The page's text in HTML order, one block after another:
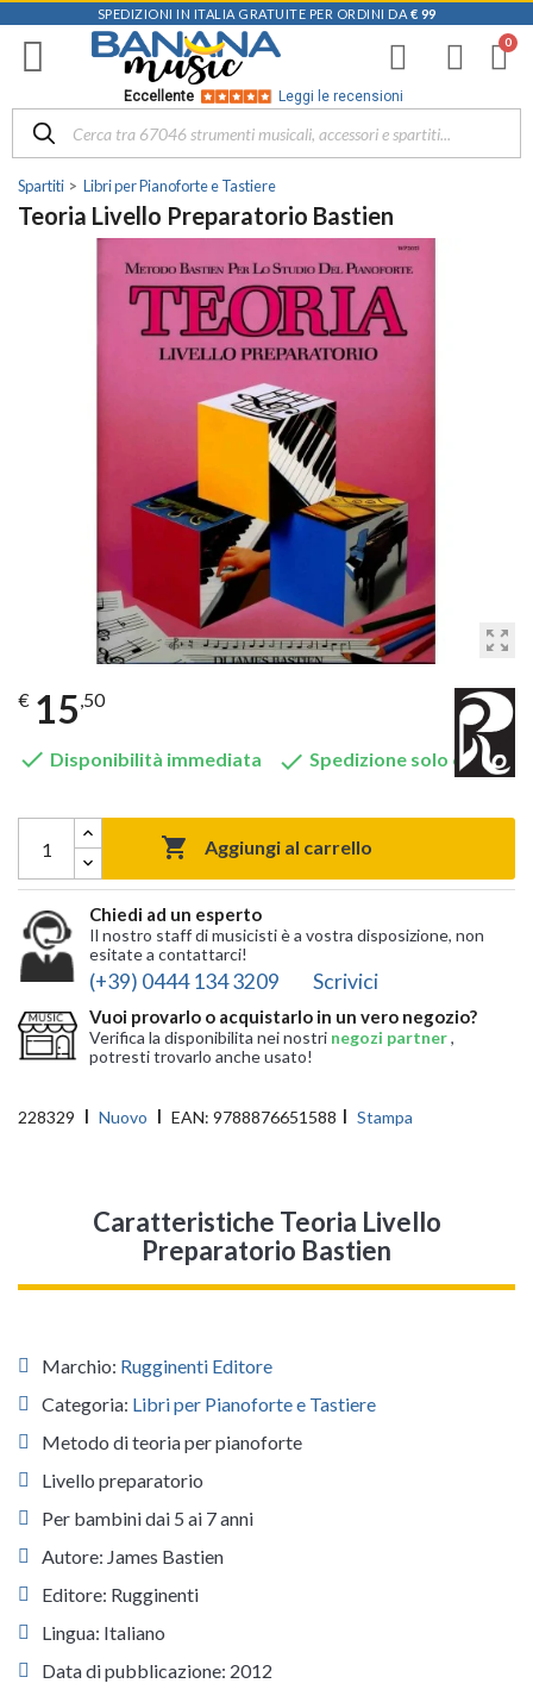
SPEDIZIONI IN ITALIA GRATUITE PER ORDINI DA € 99
Eccellente Leggi le recensioni
Spartiti Libri per Pianoforte e Tastiere
Teoria Livello Preparatorio Bastien
zoom_out_map
€ 15,50
 Disponibilità immediata  Spedizione solo 6,90 €
 Aggiungi al carrello
Chiedi ad un esperto
Il nostro staff di musicisti è a vostra disposizione, non
esitate a contattarci!
(+39) 0444 134 3209 Scrivici
Vuoi provarlo o acquistarlo in un vero negozio?
Verifica la disponibilita nei nostri negozi partner,
potresti trovarlo anche usato!
228329 Nuovo EAN: 9788876651588 Stampa
Caratteristiche Teoria Livello
Preparatorio Bastien
Marchio: Rugginenti Editore
Categoria: Libri per Pianoforte e Tastiere
Metodo di teoria per pianoforte
Livello preparatorio
Per bambini dai 5 ai 7 anni
Autore: James Bastien
Editore: Rugginenti
Lingua: Italiano
Data di pubblicazione: 2012